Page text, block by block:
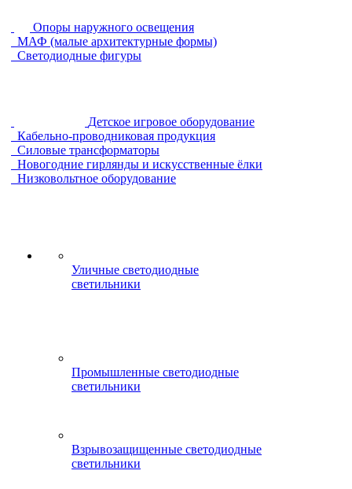
Опоры наружного освещения
МАФ (малые архитектурные формы)
Светодиодные фигуры
Детское игровое оборудование
Кабельно-проводниковая продукция
Силовые трансформаторы
Новогодние гирлянды и искусственные ёлки
Низковольтное оборудование
Уличные светодиодные
светильники
Промышленные светодиодные
светильники
Взрывозащищенные светодиодные
светильники